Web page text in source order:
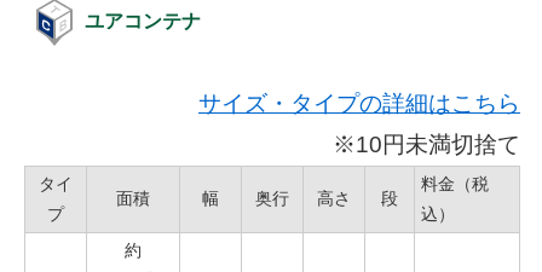
ユアコンテナ
サイズ・タイプの詳細はこちら
※10円未満切捨て
タイ
プ
面積 幅 奥行 高さ 段
料金（税
込）
約